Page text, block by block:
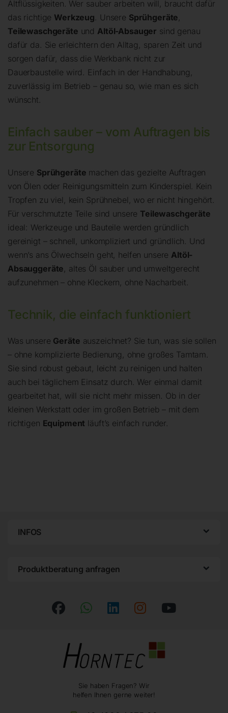
Altflüssigkeiten. Wer sauber arbeiten will, braucht dafür
das richtige Werkzeug. Unsere Sprühgeräte,
Teilewaschgeräte und Altöl-Absauger sind genau
dafür da. Sie erleichtern den Alltag, sparen Zeit und
sorgen dafür, dass die Werkbank nicht zur
Dauerbaustelle wird. Einfach in der Handhabung,
zuverlässig im Betrieb – genau so, wie man es sich
wünscht.
Einfach sauber – vom Auftragen bis
zur Entsorgung
Unsere Sprühgeräte machen das gezielte Auftragen
von Ölen oder Reinigungsmitteln zum Kinderspiel. Kein
Tropfen zu viel, kein Sprühnebel, wo er nicht hingehört.
Für verschmutzte Teile sind unsere Teilewaschgeräte
ideal: Werkzeuge und Bauteile werden gründlich
gereinigt – schnell, unkompliziert und gründlich. Und
wenn’s ans Ölwechseln geht, helfen unsere Altöl-
Absauggeräte, altes Öl sauber und umweltgerecht
aufzunehmen – ohne Kleckern, ohne Nacharbeit.
Technik, die einfach funktioniert
Was unsere Geräte auszeichnet? Sie tun, was sie sollen
– ohne komplizierte Bedienung, ohne großes Tamtam.
Sie sind robust gebaut, leicht zu reinigen und halten
auch bei täglichem Einsatz durch. Wer einmal damit
gearbeitet hat, will sie nicht mehr missen. Ob in der
kleinen Werkstatt oder im großen Betrieb – mit dem
richtigen Equipment läuft’s einfach runder.
INFOS
Produktberatung anfragen
Sie haben Fragen? Wir
helfen Ihnen gerne weiter!